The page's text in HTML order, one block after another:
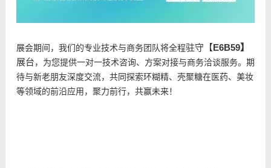
展会期间，我们的专业技术与商务团队将全程驻守【E6B59】
展台 ，为您提供一对一技术咨询、方案对接与商务洽谈服务。期
待与新老朋友深度交流， 共同 探索环糊精、壳聚糖在医药、美妆
等领域的前沿应用，聚力前行，共赢未来！